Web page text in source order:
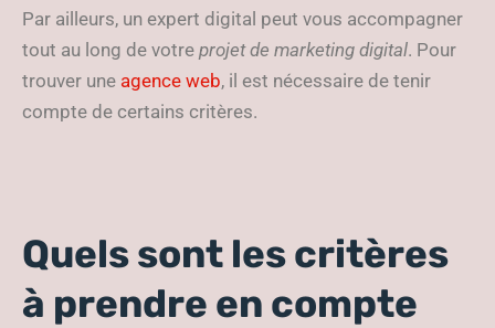
Par ailleurs, un expert digital peut vous accompagner
tout au long de votre projet de marketing digital. Pour
trouver une agence web, il est nécessaire de tenir
compte de certains critères.
Quels sont les critères
à prendre en compte